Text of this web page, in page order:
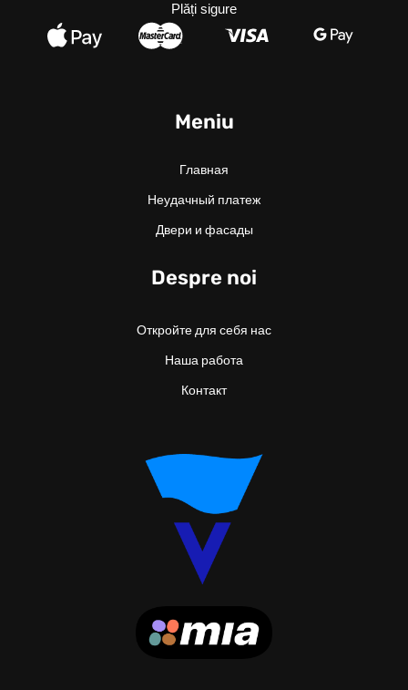
Meniu
Главная
Неудачный платеж
Двери и фасады
Despre noi
Откройте для себя нас
Наша работа
Контакт
Plăți sigure